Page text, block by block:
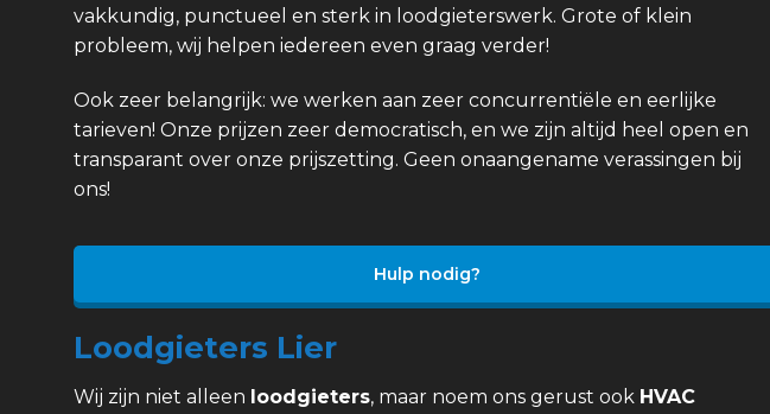
vakkundig, punctueel en sterk in loodgieterswerk. Grote of klein
probleem, wij helpen iedereen even graag verder!
Ook zeer belangrijk: we werken aan zeer concurrentiële en eerlijke
tarieven! Onze prijzen zeer democratisch, en we zijn altijd heel open en
transparant over onze prijszetting. Geen onaangename verassingen bij
ons!
Hulp nodig?
Loodgieters Lier
Wij zijn niet alleen loodgieters, maar noem ons gerust ook HVAC